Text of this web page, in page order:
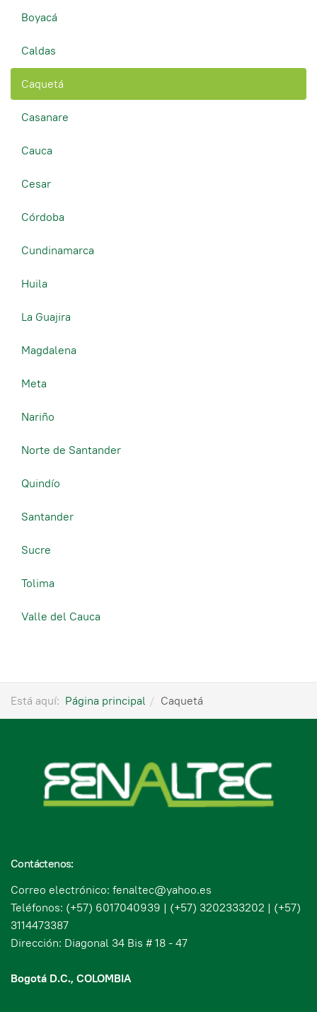
Boyacá
Caldas
Caquetá
Casanare
Cauca
Cesar
Córdoba
Cundinamarca
Huila
La Guajira
Magdalena
Meta
Nariño
Norte de Santander
Quindío
Santander
Sucre
Tolima
Valle del Cauca
Está aquí: Página principal Caquetá
Contáctenos:
Correo electrónico: fenaltec@yahoo.es
Teléfonos: (+57) 6017040939 | (+57) 3202333202 | (+57)
3114473387
Dirección: Diagonal 34 Bis # 18 - 47
Bogotá D.C., COLOMBIA